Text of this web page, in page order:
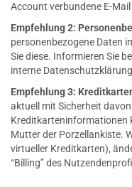
Account verbundene E-
Empfehlung 2:
personenbezogene Daten
Sie diese. Informieren Sie
interne
Empfehlung 3:
aktuell mit Sicherheit
Kreditkarteninformationen
Mutter der Porzellankiste.
virtueller Kreditkarten),
“Billing” des